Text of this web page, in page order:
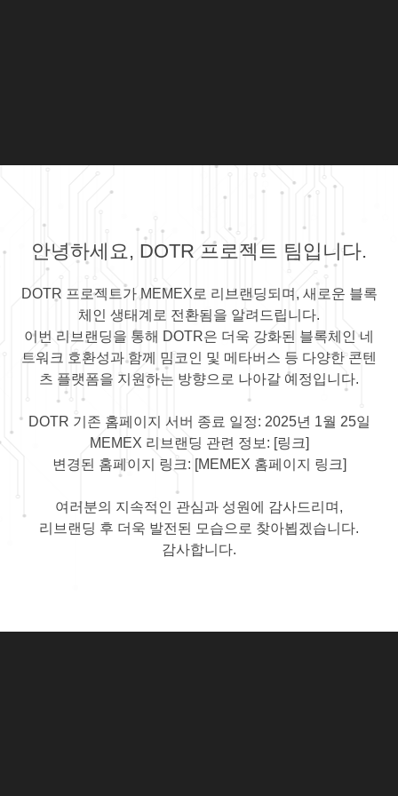
안녕하세요, DOTR 프로젝트 팀입니다.
DOTR 프로젝트가 MEMEX로 리브랜딩되며, 새로운 블록
체인 생태계로 전환됨을 알려드립니다.
이번 리브랜딩을 통해 DOTR은 더욱 강화된 블록체인 네
트워크 호환성과 함께 밈코인 및 메타버스 등 다양한 콘텐
츠 플랫폼을 지원하는 방향으로 나아갈 예정입니다.
DOTR 기존 홈페이지 서버 종료 일정: 2025년 1월 25일
MEMEX 리브랜딩 관련 정보: [링크]
변경된 홈페이지 링크: [MEMEX 홈페이지 링크]
여러분의 지속적인 관심과 성원에 감사드리며,
리브랜딩 후 더욱 발전된 모습으로 찾아뵙겠습니다.
감사합니다.